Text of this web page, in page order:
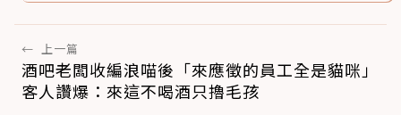
← 上一篇
酒吧老闆收編浪喵後「來應徵的員工全是貓咪」
客人讚爆：來這不喝酒只擼毛孩